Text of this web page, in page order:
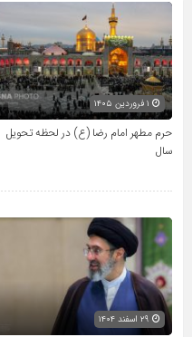
حرم مطهر امام رضا (ع) در لحظه تحویل
سال